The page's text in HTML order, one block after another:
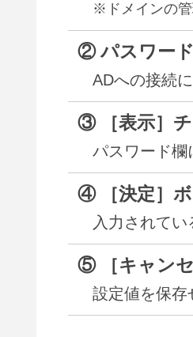
※ドメインの
② パスワー
ADへの接続
③ ［表示］
パスワード欄
④ ［決定］
入力されて
⑤ ［キャン
設定値を保存